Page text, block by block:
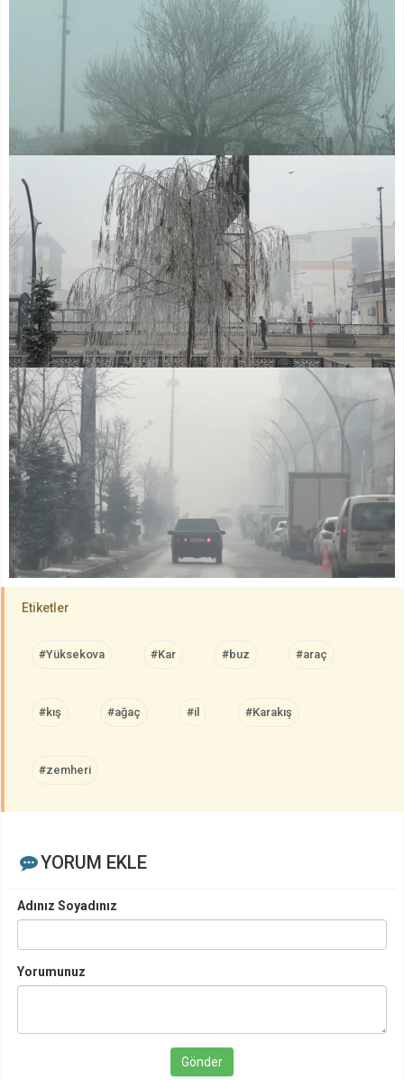
Etiketler
#Yüksekova #Kar #buz #araç
#kış #ağaç #il #Karakış
#zemheri
YORUM EKLE
Adınız Soyadınız
Yorumunuz
Gönder